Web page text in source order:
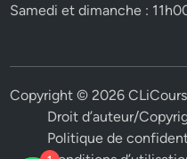
Samedi et dimanche :
Copyright © 2026CLiCours
Droit d’auteur/
Politique de